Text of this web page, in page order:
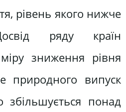
рівень якого нижче
ряду країн
зниження рівня
природного випуск
збільшується понад